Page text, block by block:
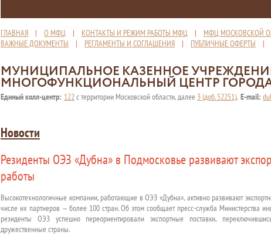
ГЛАВНАЯ | О МФЦ | КОНТАКТЫ И РЕЖИМ РАБОТЫ МФЦ | МФЦ МОСКОВСКОЙ
ВАЖНЫЕ ДОКУМЕНТЫ | РЕГЛАМЕНТЫ И СОГЛАШЕНИЯ | ПУБЛИЧНЫЕ ОФЕРТЫ |
МУНИЦИПАЛЬНОЕ КАЗЕННОЕ
МНОГОФУНКЦИОНАЛЬНЫЙ ЦЕНТР
Единый колл-центр: 122с территории Московской области, далее 3 (доб. 52251), E-mail:
Новости
Резиденты ОЭЗ «Дубна» в Подмосковье развивают
работы
Высокотехнологичные компании, работающие в ОЭЗ «Дубна», активно развивают
числе их партнеров — более 100 стран. Об этом сообщает пресс-служба Министерства
резиденты ОЭЗ успешно переориентировали экспортные поставки,
дружественные страны.